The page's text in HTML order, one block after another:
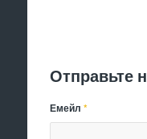
Отправьте
Емейл*